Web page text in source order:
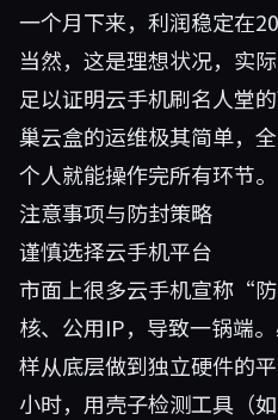
一个月下来，利润稳定在20
当然，这是理想状况，实
足以证明云手机刷名人堂
巢云盒的运维极其简单，
个人就能操作完所有环节。
注意事项与防封策略
谨慎选择云手机平台
市面上很多云手机宣称“
核、公用IP，导致一锅端
样从底层做到独立硬件的
小时，用壳子检测工具（